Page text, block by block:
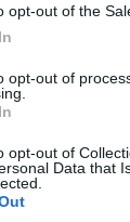
opt-out of the
opt-out of
opt-out of
Data that